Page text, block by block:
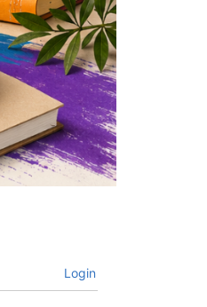
Login